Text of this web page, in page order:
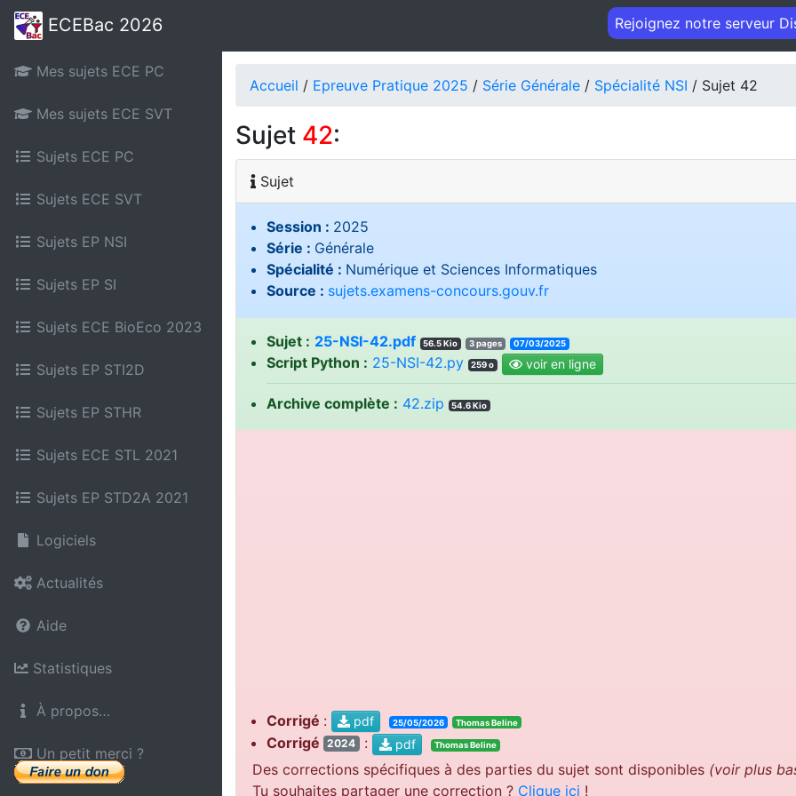
ECEBac 2026
Mes sujets ECE PC
Mes sujets ECE SVT
Sujets ECE PC
Sujets ECE SVT
Sujets EP NSI
Sujets EP SI
Sujets ECE BioEco 2023
Sujets EP STI2D
Sujets EP STHR
Sujets ECE STL 2021
Sujets EP STD2A 2021
Logiciels
Actualités
Aide
Statistiques
À propos…
Un petit merci ?
Rejoignez notre serveur
Accueil / Epreuve Pratique 2025 / Série Générale / Spécialité NSI / Sujet 42
Sujet 42:
Sujet
Session : 2025
Série : Générale
Spécialité : Numérique et Sciences Informatiques
Source : sujets.examens-concours.gouv.fr
Sujet : 25-NSI-42.pdf 56.5 Kio 3 pages 07/03/2025
Script Python : 25-NSI-42.py 259 o voir en ligne
Archive complète : 42.zip 54.6 Kio
Corrigé : pdf 25/05/2026 Thomas Beline
Corrigé 2024 : pdf Thomas Beline
Des corrections spécifiques à des parties du sujet sont disponibles (voir plus
Tu souhaites partager une correction ? Clique ici !